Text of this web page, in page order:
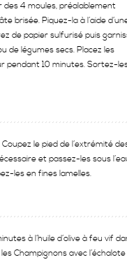
des 4 moules, préalablement
brisée. Piquez-la à l’aide
de papier sulfurisé puis
de légumes secs. Placez les
pendant 10 minutes. Sortez-
le pied de l’extrémité
et passez-les sous
les en fines lamelles.
à l’huile d’olive à feu vif
Champignons avec